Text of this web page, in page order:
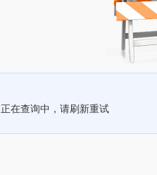
正在查询中，请刷新重试